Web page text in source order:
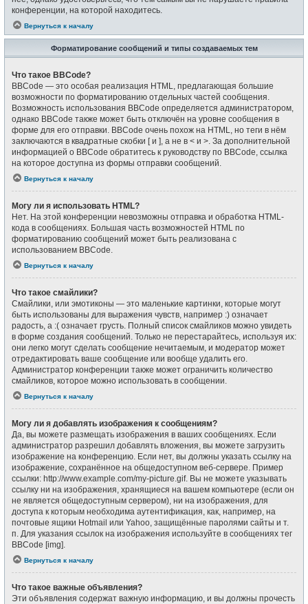
конференции, на которой находитесь.
Вернуться к началу
Форматирование сообщений и типы создаваемых тем
Что такое BBCode?
BBCode — это особая реализация HTML, предлагающая большие
возможности по форматированию отдельных частей сообщения.
Возможность использования BBCode определяется администратором,
однако BBCode также может быть отключён на уровне сообщения в
форме для его отправки. BBCode очень похож на HTML, но теги в нём
заключаются в квадратные скобки [ и ], а не в < и >. За дополнительной
информацией о BBCode обратитесь к руководству по BBCode, ссылка
на которое доступна из формы отправки сообщений.
Вернуться к началу
Могу ли я использовать HTML?
Нет. На этой конференции невозможны отправка и обработка HTML-
кода в сообщениях. Большая часть возможностей HTML по
форматированию сообщений может быть реализована с
использованием BBCode.
Вернуться к началу
Что такое смайлики?
Смайлики, или эмотиконы — это маленькие картинки, которые могут
быть использованы для выражения чувств, например :) означает
радость, а :( означает грусть. Полный список смайликов можно увидеть
в форме создания сообщений. Только не перестарайтесь, используя их:
они легко могут сделать сообщение нечитаемым, и модератор может
отредактировать ваше сообщение или вообще удалить его.
Администратор конференции также может ограничить количество
смайликов, которое можно использовать в сообщении.
Вернуться к началу
Могу ли я добавлять изображения к сообщениям?
Да, вы можете размещать изображения в ваших сообщениях. Если
администратор разрешил добавлять вложения, вы можете загрузить
изображение на конференцию. Если нет, вы должны указать ссылку на
изображение, сохранённое на общедоступном веб-сервере. Пример
ссылки: http://www.example.com/my-picture.gif. Вы не можете указывать
ссылку ни на изображения, хранящиеся на вашем компьютере (если он
не является общедоступным сервером), ни на изображения, для
доступа к которым необходима аутентификация, как, например, на
почтовые ящики Hotmail или Yahoo, защищённые паролями сайты и т.
п. Для указания ссылок на изображения используйте в сообщениях тег
BBCode [img].
Вернуться к началу
Что такое важные объявления?
Эти объявления содержат важную информацию, и вы должны прочесть